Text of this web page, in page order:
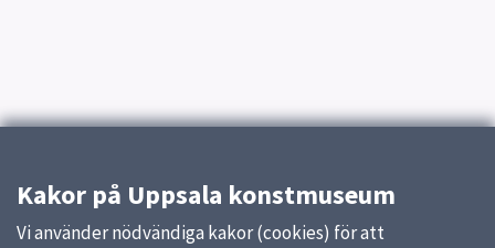
Kakor på Uppsala konstmuseum
Vi använder nödvändiga kakor (cookies) för att